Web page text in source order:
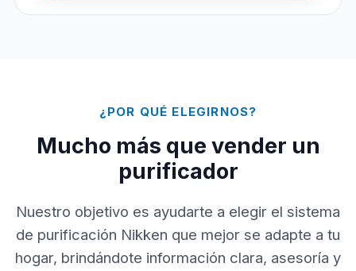
¿POR QUÉ ELEGIRNOS?
Mucho más que vender un
purificador
Nuestro objetivo es ayudarte a elegir el sistema
de purificación Nikken que mejor se adapte a tu
hogar, brindándote información clara, asesoría y